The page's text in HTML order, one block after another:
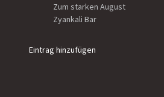
Zum starken August
Zyankali Bar
Eintrag hinzufügen